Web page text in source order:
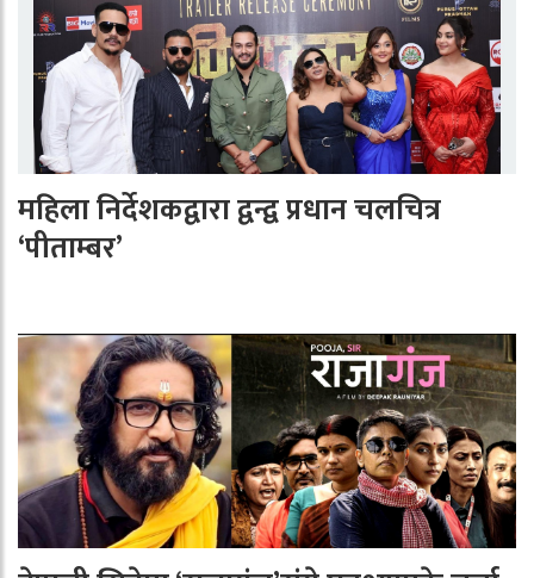
महिला निर्देशकद्वारा द्वन्द्व प्रधान चलचित्र
‘पीताम्बर’